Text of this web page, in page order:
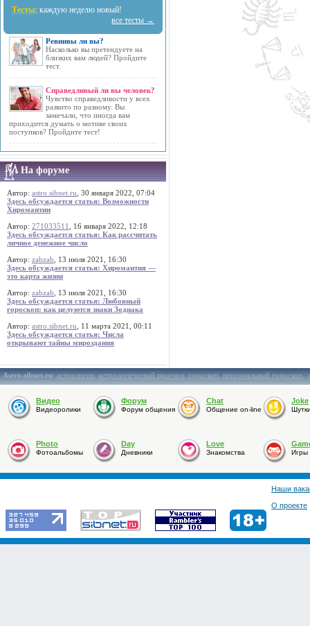
Тесты: каждую неделю новый!
все тесты →
Ревнивы ли вы?
Насколько вы претендуете на
близких вам людей? Пройдите
тест.
Справедливый ли вы человек?
Чувство справедливости у всех
развито по разному. Вы
замечали, что иногда вам
приходится думать о мотиве своих
поступков? Пройдите тест!
На форуме
Автор: astro.sibnet.ru , 30 января 2022, 07:04
Здесь обсуждается статья: Возможности
Хиромантии
Автор: 271033511
, 16 января 2022, 12:18
Здесь обсуждается статья: Как рассчитать
личное денежное число
Автор: zabzab , 13 июля 2021, 16:30
Здесь обсуждается статья: Хиромантия —
это карта жизни
Автор: zabzab , 13 июля 2021, 16:30
Здесь обсуждается статья: Любовный
гороскоп: как целуются знаки Зодиака
Автор: astro.sibnet.ru , 11 марта 2021, 00:11
Здесь обсуждается статья: Числа
открывают тайны мироздания
Astro.sibnet.ru:астрология,астрологический прогноз,гороскоп,персональный гороскоп,
Видео
Видеоролики
Форум
Форум общения
Chat
Общение on-line
Joke
Photo
Фотоальбомы
Day
Дневники
Love
Знакомства Игры
Наши
О проекте